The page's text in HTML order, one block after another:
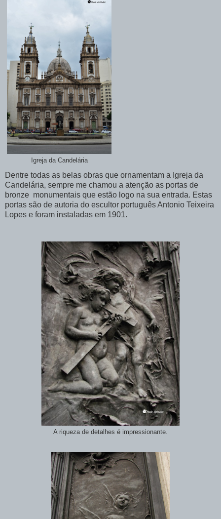
Igreja da Candelária
Dentre todas as belas obras que ornamentam a Igreja da
Candelária, sempre me chamou a atenção as portas de
bronze monumentais que estão logo na sua entrada. Estas
portas são de autoria do escultor português Antonio Teixeira
Lopes e foram instaladas em 1901.
A riqueza de detalhes é impressionante.